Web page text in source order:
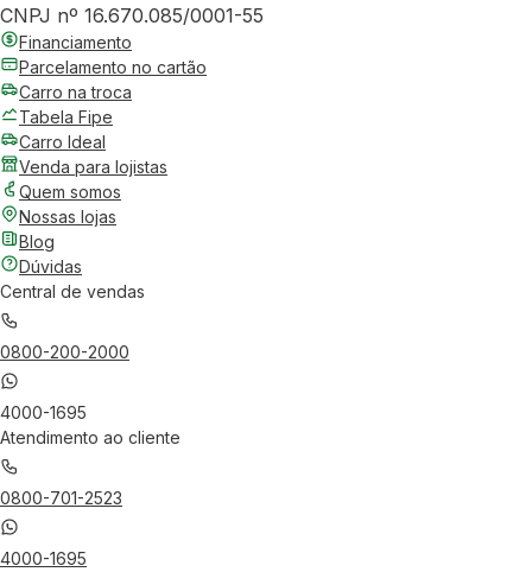
CNPJ nº 16.670.085/0001-55
Financiamento
Parcelamento no cartão
Carro na troca
Tabela Fipe
Carro Ideal
Venda para lojistas
Quem somos
Nossas lojas
Blog
Dúvidas
Central de vendas
0800-200-2000
4000-1695
Atendimento ao cliente
0800-701-2523
4000-1695